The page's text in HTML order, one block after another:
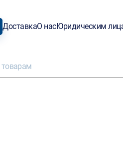
ДоставкаО насЮридическим